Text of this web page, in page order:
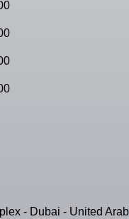
- Dubai - United